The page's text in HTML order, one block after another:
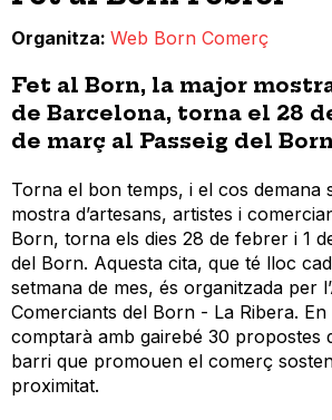
Organitza Web Born Comerç
Fet al Born, la major
de Barcelona, torna el 28
de març al Passeig del Born
Torna el bon temps, i el cos demana
mostra d’artesans, artistes i
Born, torna els dies 28 de febrer i 1
del Born. Aquesta cita, que té lloc
setmana de mes, és organitzada per
Comerciants del Born - La Ribera. En
comptarà amb gairebé 30 propostes
barri que promouen el comerç
proximitat.